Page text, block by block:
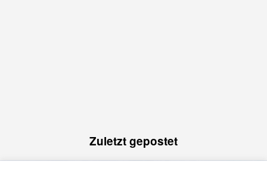
Zuletzt gepostet